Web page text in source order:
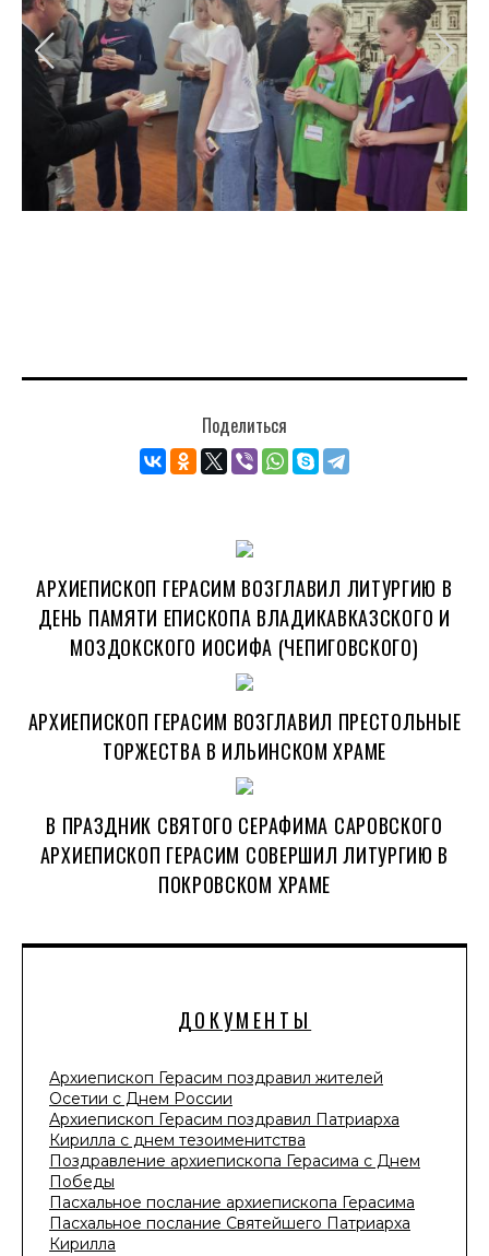
ДОКУМЕНТЫ
Архиепископ Герасим поздравил жителей
Осетии с Днем России
Архиепископ Герасим поздравил Патриарха
Кирилла с днем тезоименитства
Поздравление архиепископа Герасима с Днем
Победы
Пасхальное послание архиепископа Герасима
Пасхальное послание Святейшего Патриарха
Кирилла
Поделиться
АРХИЕПИСКОП ГЕРАСИМ ВОЗГЛАВИЛ ЛИТУРГИЮ В
ДЕНЬ ПАМЯТИ ЕПИСКОПА ВЛАДИКАВКАЗСКОГО И
МОЗДОКСКОГО ИОСИФА (ЧЕПИГОВСКОГО)
АРХИЕПИСКОП ГЕРАСИМ ВОЗГЛАВИЛ ПРЕСТОЛЬНЫЕ
ТОРЖЕСТВА В ИЛЬИНСКОМ ХРАМЕ
В ПРАЗДНИК СВЯТОГО СЕРАФИМА САРОВСКОГО
АРХИЕПИСКОП ГЕРАСИМ СОВЕРШИЛ ЛИТУРГИЮ В
ПОКРОВСКОМ ХРАМЕ